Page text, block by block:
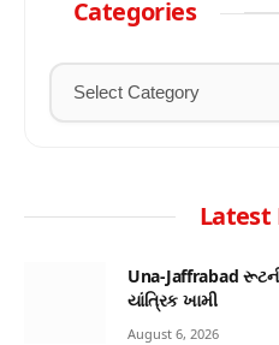
Categories
Latest
Una-Jaffrabad
યાંત્રિક ખામી
August 6, 2026